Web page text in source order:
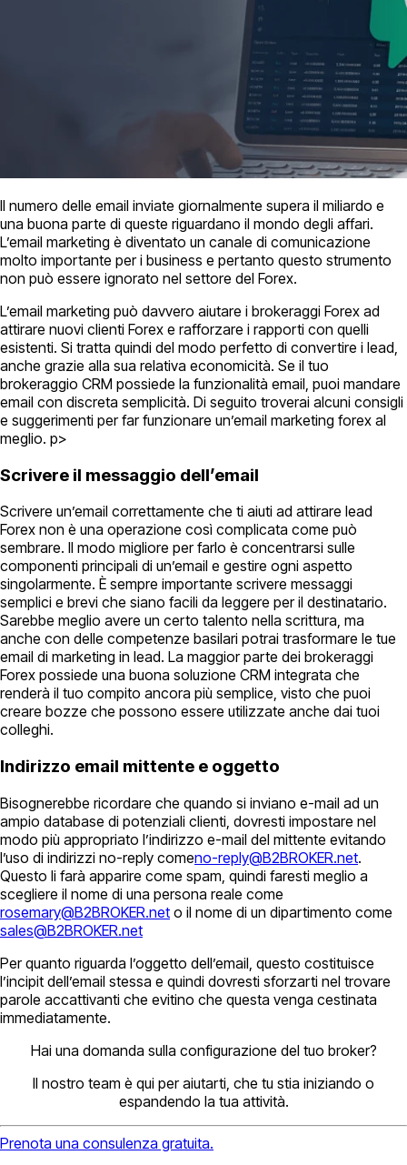
Il numero delle email inviate giornalmente supera il miliardo e
una buona parte di queste riguardano il mondo degli affari.
L’email marketing è diventato un canale di comunicazione
molto importante per i business e pertanto questo strumento
non può essere ignorato nel settore del Forex.
L’email marketing può davvero aiutare i brokeraggi Forex ad
attirare nuovi clienti Forex e rafforzare i rapporti con quelli
esistenti. Si tratta quindi del modo perfetto di convertire i lead,
anche grazie alla sua relativa economicità. Se il tuo
brokeraggio CRM possiede la funzionalità email, puoi mandare
email con discreta semplicità. Di seguito troverai alcuni consigli
e suggerimenti per far funzionare un’email marketing forex al
meglio. p>
Scrivere il messaggio dell’email
Scrivere un’email correttamente che ti aiuti ad attirare lead
Forex non è una operazione così complicata come può
sembrare. Il modo migliore per farlo è concentrarsi sulle
componenti principali di un’email e gestire ogni aspetto
singolarmente. È sempre importante scrivere messaggi
semplici e brevi che siano facili da leggere per il destinatario.
Sarebbe meglio avere un certo talento nella scrittura, ma
anche con delle competenze basilari potrai trasformare le tue
email di marketing in lead. La maggior parte dei brokeraggi
Forex possiede una buona soluzione CRM integrata che
renderà il tuo compito ancora più semplice, visto che puoi
creare bozze che possono essere utilizzate anche dai tuoi
colleghi.
Indirizzo email mittente e oggetto
Bisognerebbe ricordare che quando si inviano e-mail ad un
ampio database di potenziali clienti, dovresti impostare nel
modo più appropriato l’indirizzo e-mail del mittente evitando
l’uso di indirizzi no-reply comeno-reply@B2BROKER.net.
Questo li farà apparire come spam, quindi faresti meglio a
scegliere il nome di una persona reale come
rosemary@B2BROKER.net o il nome di un dipartimento come
sales@B2BROKER.net
Per quanto riguarda l’oggetto dell’email, questo costituisce
l’incipit dell’email stessa e quindi dovresti sforzarti nel trovare
parole accattivanti che evitino che questa venga cestinata
immediatamente.
Hai una domanda sulla configurazione del tuo broker?
Il nostro team è qui per aiutarti, che tu stia iniziando o
espandendo la tua attività.
Prenota una consulenza gratuita.